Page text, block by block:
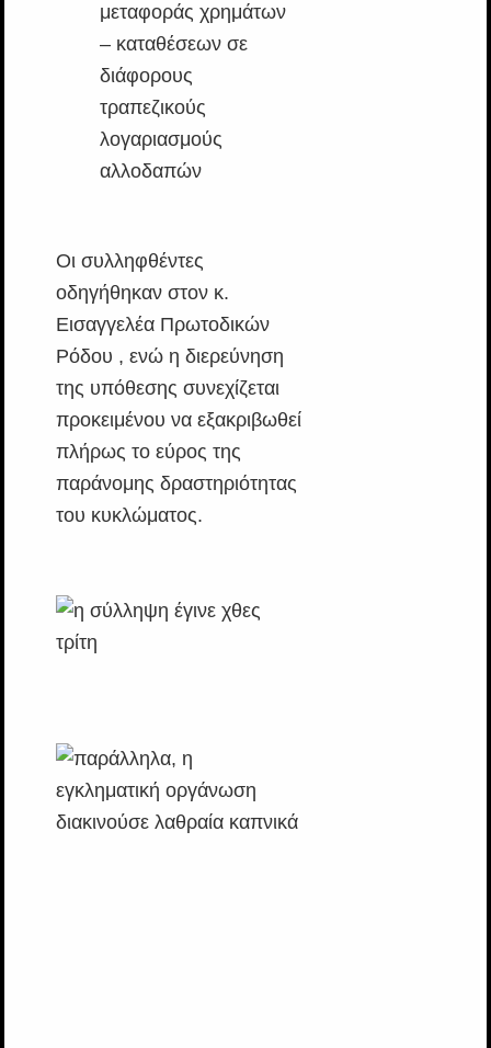
μεταφοράς χρημάτων
– καταθέσεων σε
διάφορους
τραπεζικούς
λογαριασμούς
αλλοδαπών
Οι συλληφθέντες
οδηγήθηκαν στον κ.
Εισαγγελέα Πρωτοδικών
Ρόδου , ενώ η διερεύνηση
της υπόθεσης συνεχίζεται
προκειμένου να εξακριβωθεί
πλήρως το εύρος της
παράνομης δραστηριότητας
του κυκλώματος.